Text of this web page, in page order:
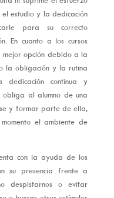
estudio y la dedicación
para su correcto
En cuanto a los cursos
mejor opción debido a la
la obligación y la rutina
dedicación continua y
obliga al alumno de una
y formar parte de ella,
el ambiente de
con la ayuda de los
su presencia frente a
despistarnos o evitar